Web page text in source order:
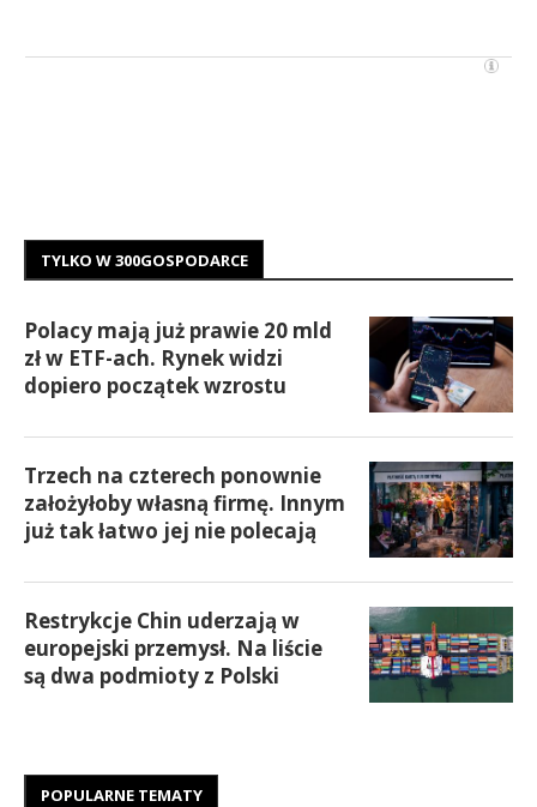
TYLKO W 300GOSPODARCE
Polacy mają już prawie 20 mld
zł w ETF-ach. Rynek widzi
dopiero początek wzrostu
Trzech na czterech ponownie
założyłoby własną firmę. Innym
już tak łatwo jej nie polecają
Restrykcje Chin uderzają w
europejski przemysł. Na liście
są dwa podmioty z Polski
POPULARNE TEMATY